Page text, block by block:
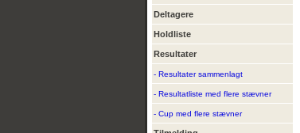
Deltagere
Holdliste
Resultater
- Resultater sammenlagt
- Resultatliste med flere stævner
- Cup med flere stævner